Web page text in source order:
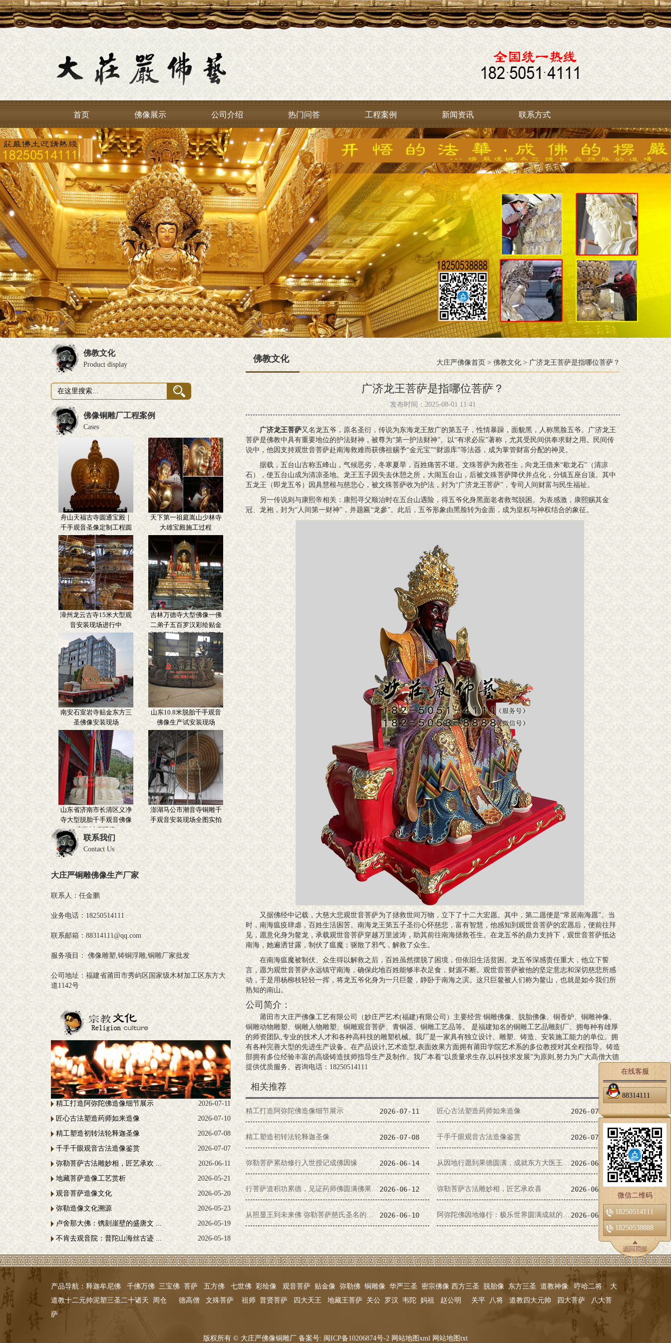
首页 佛像展示 公司介绍 热门问答 工程案例 新闻资讯 联系方式
佛教文化
Product display
佛像铜雕厂工程案例
Cases
舟山天福古寺圆通宝殿｜
千手观音圣像定制工程圆
满竣工
天下第一祖庭嵩山少林寺
大雄宝殿施工过程
漳州龙云古寺15米大型观
音安装现场进行中
吉林万德寺大型佛像一佛
二弟子五百罗汉彩绘贴金
塑像释迦牟尼佛迦叶阿难
尊者雕塑定制
南安石室岩寺贴金东方三
圣佛像安装现场
山东10.8米脱胎千手观音
佛像生产试安装现场
山东省济南市长清区义净
寺大型脱胎千手观音佛像
安装过程现场
澎湖马公市潮音寺铜雕千
手观音安装现场全图实拍
联系我们
Contact Us
大庄严铜雕佛像生产厂家
联系人：任金鹏
业务电话：18250514111
联系邮箱：88314111@qq.com
服务项目： 佛像雕塑,铸铜浮雕,铜雕厂家批发
公司地址：福建省莆田市秀屿区国家级木材加工区东方大
道1142号
精工打造阿弥陀佛造像细节展示
2026-07-11
匠心古法塑造药师如来造像
2026-07-10
精工塑造初转法轮释迦圣像
2026-07-08
千手千眼观音古法造像鉴赏
2026-07-07
弥勒菩萨古法雕妙相，匠艺承欢 ...
2026-06-11
地藏菩萨造像工艺赏析
2026-05-21
观音菩萨造像文化
2026-05-20
弥勒造像文化溯源
2026-05-23
卢舍那大佛：镌刻崖壁的盛唐文 ...
2026-05-19
不肯去观音院：普陀山海丝古迹 ...
2026-05-18
佛教文化 大庄严佛像首页 > 佛教文化 > 广济龙王菩萨是指哪位菩萨？
广济龙王菩萨是指哪位菩萨？
发布时间：2025-08-01 11:41
广济龙王菩萨又名龙五爷，原名圣衍，传说为东海龙王敖广的第五子，性情暴躁，面貌黑，人称黑脸五爷。广济龙王
菩萨是佛教中具有重要地位的护法财神，被尊为“第一护法财神”。以“有求必应”著称，尤其受民间供奉求财之用。民间传
说中，他因支持观世音菩萨赴南海救难而获佛祖赐予“金元宝”“财源库”等法器，成为掌管财富分配的神灵。
据载，五台山古称五峰山，气候恶劣，冬寒夏旱，百姓痛苦不堪。文殊菩萨为救苍生，向龙王借来“歇龙石”（清凉
石），使五台山成为清凉圣地。龙王五子因失去休憩之所，大闹五台山，后被文殊菩萨降伏并点化，分镇五座台顶。其中
五龙王（即龙五爷）因具慧根与慈悲心，被文殊菩萨收为护法，封为“广济龙王菩萨”，专司人间财富与民生福祉。
另一传说则与康熙帝相关：康熙寻父顺治时在五台山遇险，得五爷化身黑面老者救驾脱困。为表感激，康熙赐其金
冠、龙袍，封为“人间第一财神”，并题匾“龙參”。此后，五爷形象由黑脸转为金面，成为皇权与神权结合的象征。
又据佛经中记载，大慈大悲观世音菩萨为了拯救世间万物，立下了十二大宏愿。其中，第二愿便是“常居南海愿”。当
时，南海瘟疫肆虐，百姓生活困苦。南海龙王第五子圣衍心怀慈悲，富有智慧，他感知到观世音菩萨的宏愿后，便前往拜
见，愿意化身为鳌龙，承载观世音菩萨穿越万里波涛，助其前往南海拯救苍生。在龙五爷的鼎力支持下，观世音菩萨抵达
南海，她遍洒甘露，制伏了瘟魔；驱散了邪气，解救了众生。
在南海瘟魔被制伏、众生得以解救之后，百姓虽然摆脱了困境，但依旧生活贫困。龙五爷深感责任重大，他立下誓
言，愿为观世音菩萨永远镇守南海，确保此地百姓能够丰衣足食，财源不断。观世音菩萨被他的坚定意志和深切慈悲所感
动，于是用杨柳枝轻轻一挥，将龙五爷化身为一只巨鳌，静卧于南海之滨。这只巨鳌被人们称为鳌山，也就是如今我们所
熟知的南山。
公司简介：
莆田市大庄严佛像工艺有限公司（妙庄严艺术(福建)有限公司）主要经营:铜雕佛像、脱胎佛像、铜香炉、铜雕神像、
铜雕动物雕塑、铜雕人物雕塑、铜雕观音菩萨、青铜器、铜雕工艺品等。 是福建知名的铜雕工艺品雕刻厂。拥每种有雄厚
的师资团队,专业的技术人才和各种高科技的雕塑机械。我厂是一家具有独立设计、雕塑、铸造、安装施工能力的单位。拥
有各种完善大型的先进生产设备。在产品设计,艺术造型,表面效果方面拥有莆田学院艺术系的多位教授对其全程指导。铸造
部拥有多位经验丰富的高级铸造技师指导生产及制作。我厂本着“以质量求生存,以科技求发展”为原则,努力为广大高僧大德
提供优质服务。咨询电话：18250514111
相关推荐
精工打造阿弥陀佛造像细节展示 2026-07-11 匠心古法塑造药师如来造像 2026-07-10
精工塑造初转法轮释迦圣像 2026-07-08 千手千眼观音古法造像鉴赏 2026-07-07
弥勒菩萨累劫修行入世授记成佛因缘 2026-06-14 从因地行愿到果德圆满，成就东方大医王如来 2026-06-13
行菩萨道积功累德，见证药师佛圆满佛果之路 2026-06-12 弥勒菩萨古法雕妙相，匠艺承欢喜 2026-06-11
2026-06-10 阿弥陀佛因地修行：极乐世界圆满成就的真相 2026-06-09
产品导航： 释迦牟尼佛 千佛万佛 三宝佛 菩萨 五方佛 七世佛 彩绘像 观音菩萨 贴金像 弥勒佛 铜雕像 华严三圣 密宗佛像 西方三圣 脱胎像 东方三圣 道教神像 哼哈二将
大
德高僧
文殊菩萨 祖师 普贤菩萨 四大天王 地藏王菩萨 关公 罗汉 韦陀 妈祖 赵公明
道教十二元帅泥塑三圣 二十诸天 周仓 关平 八将 道教四大元帅 四大菩萨
八大菩
萨
版权所有 © 大庄严佛像铜雕厂 备案号: 闽ICP备10206874号-2 网站地图xml 网站地图txt
在线客服
88314111
微信二维码
18250514111
18250538888